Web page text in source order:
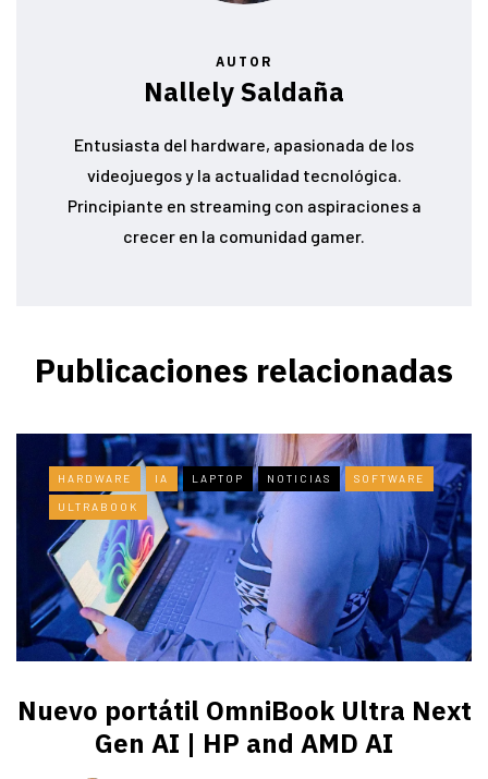
AUTOR
Nallely Saldaña
Entusiasta del hardware, apasionada de los
videojuegos y la actualidad tecnológica.
Principiante en streaming con aspiraciones a
crecer en la comunidad gamer.
Publicaciones relacionadas
HARDWARE IA LAPTOP NOTICIAS SOFTWARE
ULTRABOOK
Nuevo portátil OmniBook Ultra ​Next
Gen AI | HP and AMD AI